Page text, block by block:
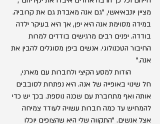
מציין יונבאיאשי, "גם אנה מאבדת גם את קרוביה.
במידה מסוימת אנה היא יפן, אך היא בעיקר ילדה
בודדה. יפנים רבים מרגישים בודדים למרות
החיבור הטכנולוגי. אנשים ביפן מסוגלים להבין את
אנה."
	הודות למסע הקיצי ולחברות עם מארני,
חל שינוי באופייה של אנה. היא נפתחת לסובבים
אותה ואף מתחברת עם שכנה נוספת. בכך יש כדי
להמחיש עד כמה חברות עשויה לעודד צמיחה
אצל אנשים. "התקווה שלי היא שהצופים יוכלו